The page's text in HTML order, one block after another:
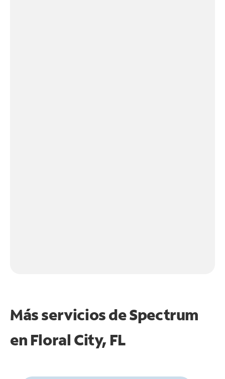
Más servicios de Spectrum
en Floral City, FL